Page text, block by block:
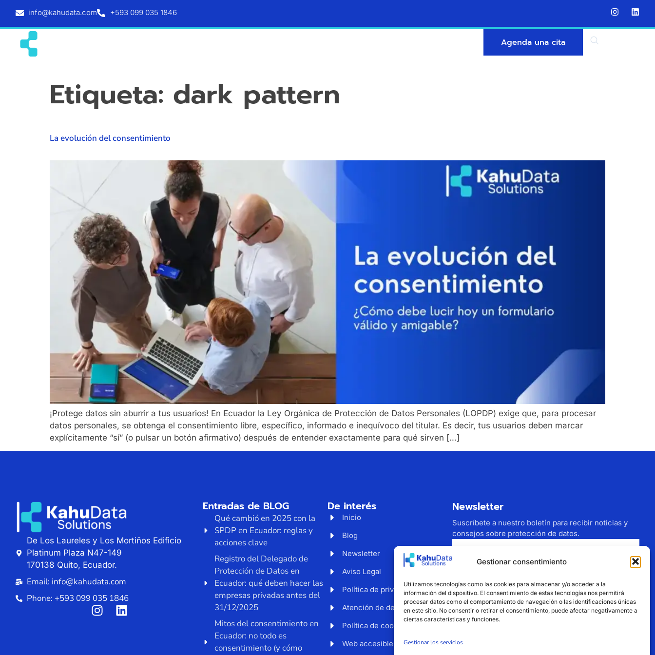
Gestionar consentimiento
Utilizamos tecnologías como las cookies para almacenar y/o acceder a la
información del dispositivo. El consentimiento de estas tecnologías nos permitirá
procesar datos como el comportamiento de navegación o las identificaciones únicas
en este sitio. No consentir o retirar el consentimiento, puede afectar negativamente a
ciertas características y funciones.
Gestionar los servicios
info@kahudata.com +593 099 035 1846
Agenda una cita
Etiqueta: dark pattern
La evolución del consentimiento
¡Protege datos sin aburrir a tus usuarios! En Ecuador la Ley Orgánica de Protección de Datos Personales (LOPDP) exige que, para procesar
datos personales, se obtenga el consentimiento libre, específico, informado e inequívoco del titular. Es decir, tus usuarios deben marcar
explícitamente “sí” (o pulsar un botón afirmativo) después de entender exactamente para qué sirven […]
De Los Laureles y Los Mortiños Edificio
Platinum Plaza N47-149
170138 Quito, Ecuador.
Email: info@kahudata.com
Phone: +593 099 035 1846
Entradas de BLOG
Qué cambió en 2025 con la
SPDP en Ecuador: reglas y
acciones clave
Registro del Delegado de
Protección de Datos en
Ecuador: qué deben hacer las
empresas privadas antes del
31/12/2025
Mitos del consentimiento en
Ecuador: no todo es
consentimiento (y cómo
De interés
Inicio
Blog
Newsletter
Aviso Legal
Política de privacidad
Atención de derechos
Política de cookies
Web accesible
Newsletter
Suscríbete a nuestro boletín para recibir noticias y
consejos sobre protección de datos.
correo electrónico
Suscribirse